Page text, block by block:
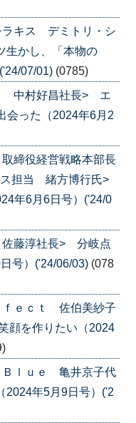
ラキス デミトリ・シ
かし、「本物の
07/01) (0785)
中村好昌社長> エ
会った（2024年6月2
締役経営戦略本部長
ス担当 緒方博行氏>
年6月6日号）('24/0
佐藤淳社長> 分岐点
号）('24/06/03) (078
ｆｅｃｔ 佐伯美紗子
顔を作りたい（2024
Ｂｌｕｅ 亀井京子代
年5月9日号）('2